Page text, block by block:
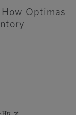
Optimas